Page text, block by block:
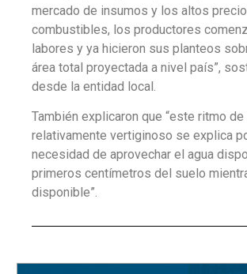
mercado de insumos y los altos
combustibles, los productores
labores y ya hicieron sus planteos
área total proyectada a nivel país”,
desde la entidad local.
También explicaron que “este ritmo
relativamente vertiginoso se explica
necesidad de aprovechar el agua
primeros centímetros del suelo
disponible”.